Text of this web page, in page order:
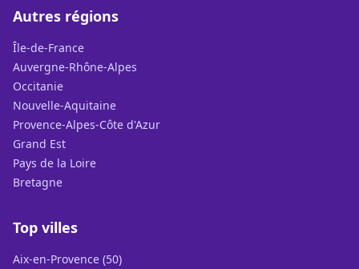
Autres régions
Île-de-France
Auvergne-Rhône-Alpes
Occitanie
Nouvelle-Aquitaine
Provence-Alpes-Côte d'Azur
Grand Est
Pays de la Loire
Bretagne
Top villes
Aix-en-Provence (50)